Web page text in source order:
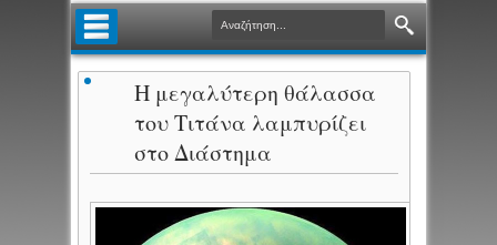
Η μεγαλύτερη θάλασσα
του Τιτάνα λαμπυρίζει
στο Διάστημα